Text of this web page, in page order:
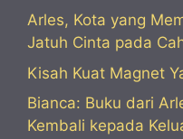
Arles, Kota yang
Jatuh Cinta pada
Kisah Kuat Magnet
Bianca: Buku dari
Kembali kepada